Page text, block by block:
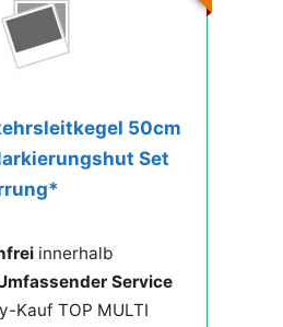
50cm
Set
innerhalb
Service
Kauf TOP MULTI